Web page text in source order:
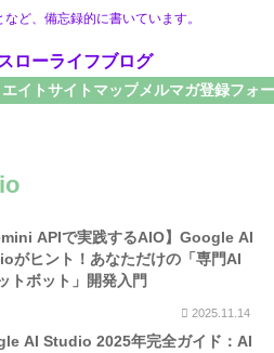
ど、備忘録的に書いています。
イトサイトマップメルマガ登録フォ
APIで実践するAIO】Google AI
がヒント！あなただけの「専門AI
トボット」開発入門
2025.11.14
AI Studio 2025年完全ガイド：AI